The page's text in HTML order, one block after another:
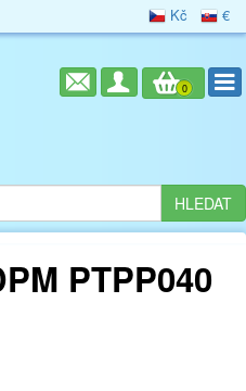
Kč €
0
PTPP040